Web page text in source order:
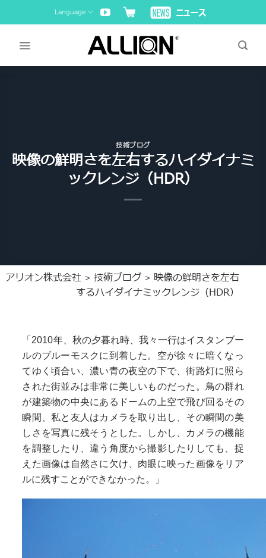
to
Language
技術ブログ
映像の鮮明さを左右するハイダイナミ
ックレンジ（HDR）
アリオン株式会社 >技術ブログ > 映像の鮮明さを左右
するハイダイナミックレンジ（HDR）
「2010年、秋の夕暮れ時、我々一行はイスタンブー
ルのブルーモスクに到着した。空が徐々に暗くなっ
てゆく頃合い、濃い青の夜空の下で、街路灯に照ら
された街並みは非常に美しいものだった。鳥の群れ
が建築物の中央にあるドームの上空で飛び回るその
瞬間、私と友人はカメラを取り出し、その瞬間の美
しさを写真に残そうとした。しかし、カメラの機能
を調整したり、違う角度から撮影したりしても、捉
えた画像は自然さに欠け、肉眼に映った画像をリア
ルに残すことができなかった。」